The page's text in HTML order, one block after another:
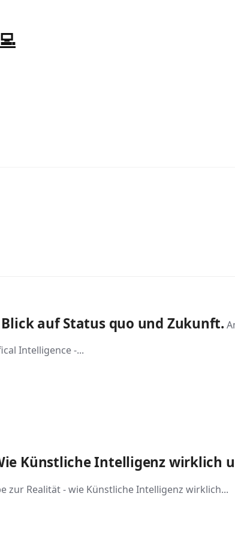
auf Status quo und Zukunft.
Intelligence -...
Künstliche Intelligenz wirklich
zur Realität - wie Künstliche Intelligenz wirklich...